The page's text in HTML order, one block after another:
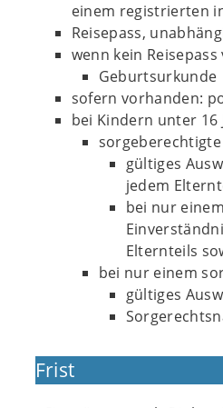
einem registrierten
Reisepass,
wenn kein
Geburtsurkunde
sofern vorhanden:
bei Kindern unter 16
gültiges
jedem
bei nur
Elternteils
bei nur einem
gültiges
Frist